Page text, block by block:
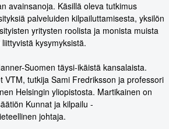
avainsanoja. Käsillä oleva tutkimus
palveluiden kilpailuttamisesta, yksilön
yritysten roolista ja monista muista
kysymyksistä.
Suomen täysi-ikäistä kansalaista.
VTM, tutkija Sami Fredriksson ja professori
Helsingin yliopistosta. Martikainen on
Kunnat ja kilpailu -
johtaja.